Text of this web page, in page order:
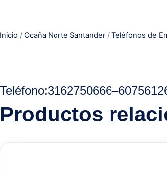
Inicio / Ocaña Norte Santander/ Teléfonos de
Teléfono:3162750666–
Productos